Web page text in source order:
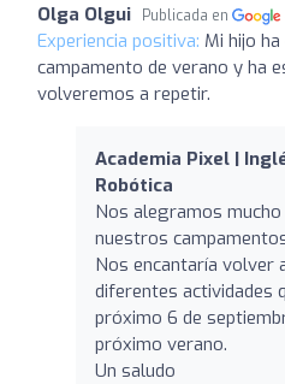
Olga Olgui Publicada en
Experiencia positiva: Mi hijo
campamento de verano y ha
volveremos a repetir.
Academia Pixel |
Robótica
Nos alegramos
nuestros
Nos encantaría volver
diferentes actividades
próximo 6 de
próximo verano.
Un saludo